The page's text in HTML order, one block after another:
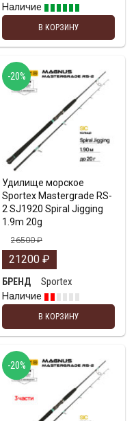
Наличие
В КОРЗИНУ
Удилище морское
Sportex Mastergrade RS-
2 SJ1920 Spiral Jigging
1.9m 20g
26500₽
21200 ₽
БРЕНД
Sportex
Наличие
В КОРЗИНУ
-20%
-20%